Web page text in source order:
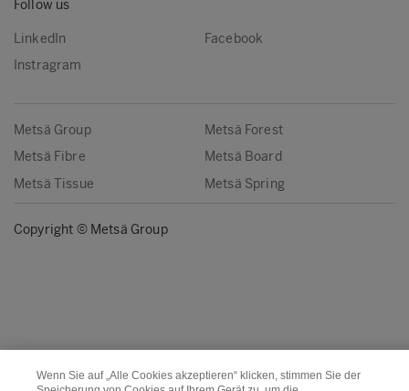
Follow us
LinkedIn
Facebook
Instragram
Metsä Group
Metsä Forest
Metsä Fibre
Metsä Board
Metsä Tissue
Metsä Spring
Copyright © Metsä Group
Wenn Sie auf „Alle Cookies akzeptieren“ klicken, stimmen Sie der